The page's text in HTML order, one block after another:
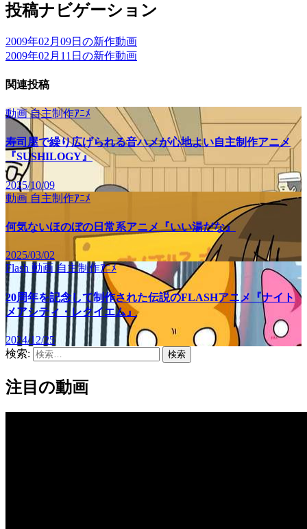
投稿ナビゲーション
2009年02月09日の新作動画
2009年02月11日の新作動画
関連投稿
動画自主制作ｱﾆﾒ
寿司屋で繰り広げられる音ハメが心地よい自主制作アニメ
『SUSHILOGY』
2025/10/09
動画 自主制作ｱﾆﾒ
何気ないほのぼの日常系アニメ『いい湯だな』
2025/03/02
Flash 動画自主制作ｱﾆﾒ
20周年を記念して制作された伝説のFLASHアニメ『ナイト
メアシティ・レクイエム』
2024/12/25
検索:
注目の動画